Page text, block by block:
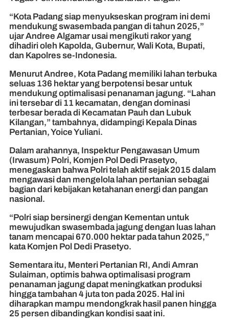
“Kota Padang siap menyukseskan program ini demi
mendukung swasembada pangan di tahun 2025,”
ujar Andree Algamar usai mengikuti rakor yang
dihadiri oleh Kapolda, Gubernur, Wali Kota, Bupati,
dan Kapolres se-Indonesia.
Menurut Andree, Kota Padang memiliki lahan terbuka
seluas 136 hektar yang berpotensi besar untuk
mendukung optimalisasi penanaman jagung. “Lahan
ini tersebar di 11 kecamatan, dengan dominasi
terbesar berada di Kecamatan Pauh dan Lubuk
Kilangan,” tambahnya, didampingi Kepala Dinas
Pertanian, Yoice Yuliani.
Dalam arahannya, Inspektur Pengawasan Umum
(Irwasum) Polri, Komjen Pol Dedi Prasetyo,
menegaskan bahwa Polri telah aktif sejak 2015 dalam
mengawasi dan mengelola lahan pertanian sebagai
bagian dari kebijakan ketahanan energi dan pangan
nasional.
“Polri siap bersinergi dengan Kementan untuk
mewujudkan swasembada jagung dengan luas lahan
tanam mencapai 670.000 hektar pada tahun 2025,”
kata Komjen Pol Dedi Prasetyo.
Sementara itu, Menteri Pertanian RI, Andi Amran
Sulaiman, optimis bahwa optimalisasi program
penanaman jagung dapat meningkatkan produksi
hingga tambahan 4 juta ton pada 2025. Hal ini
diharapkan mampu mendongkrak hasil panen hingga
25 persen dibandingkan kondisi saat ini.